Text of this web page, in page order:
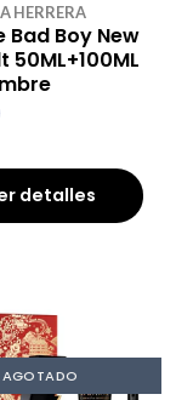
HERRERA
Bad Boy New
50ML+100ML
detalles
AGOTADO